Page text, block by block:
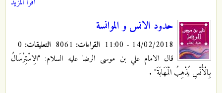
حدود الانس و الموانسة
14/02/2018 - 11:00 القراءات: التعليقات:
قال الامام علي بن موسى الرضا عليه السلام: "الِاسْتِرْسَالُ
بِالْأُنْسِ يُذْهِبُ الْمَهَابَةَ‏" .